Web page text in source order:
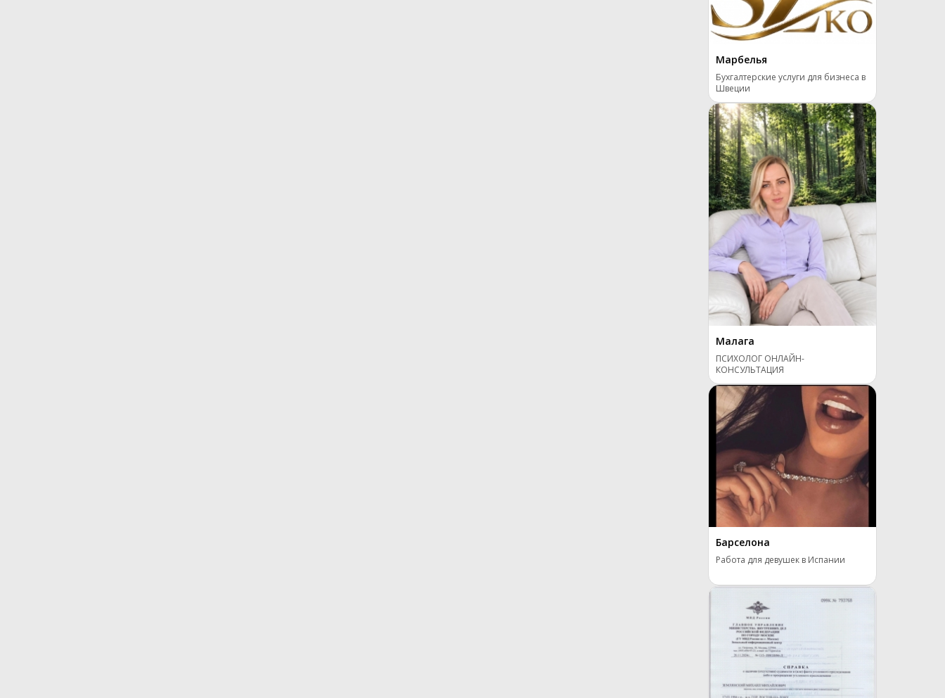
Марбелья
Бухгалтерские услуги для бизнеса в
Швеции
Малага
ПСИХОЛОГ ОНЛАЙН-
КОНСУЛЬТАЦИЯ
Барселона
Работа для девушек в Испании